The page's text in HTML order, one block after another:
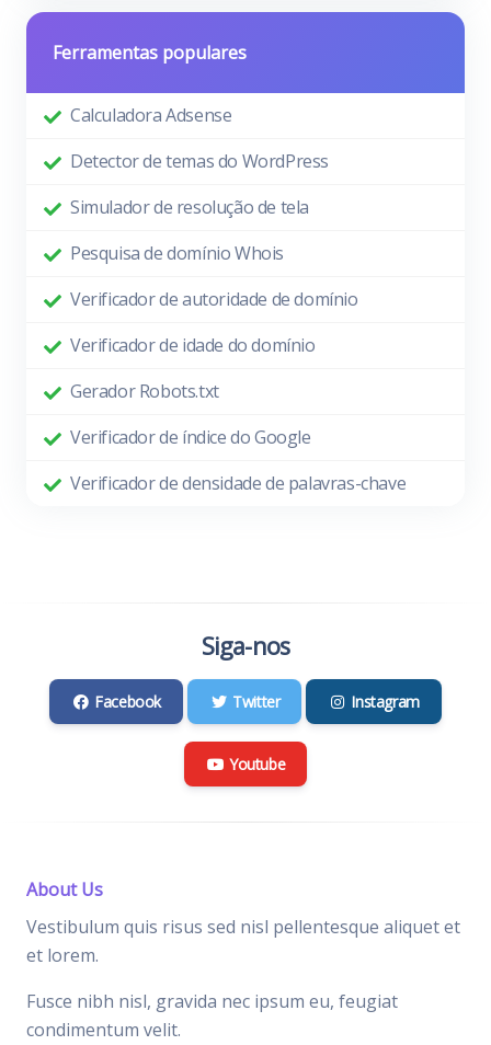
Ferramentas populares
Calculadora Adsense
Detector de temas do WordPress
Simulador de resolução de tela
Pesquisa de domínio Whois
Verificador de autoridade de domínio
Verificador de idade do domínio
Gerador Robots.txt
Verificador de índice do Google
Verificador de densidade de palavras-chave
Siga-nos
Facebook Twitter Instagram
Youtube
About Us
Vestibulum quis risus sed nisl pellentesque aliquet et
et lorem.
Fusce nibh nisl, gravida nec ipsum eu, feugiat
condimentum velit.